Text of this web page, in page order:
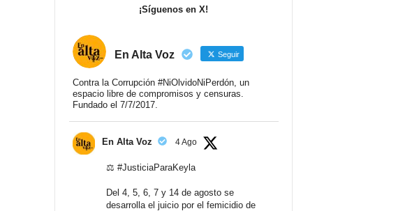
¡Síguenos en X!
En Alta Voz Seguir
Contra la Corrupción #NiOlvidoNiPerdón, un
espacio libre de compromisos y censuras.
Fundado el 7/7/2017.
En Alta Voz 4 Ago
⚖️ #JusticiaParaKeyla
Del 4, 5, 6, 7 y 14 de agosto se
desarrolla el juicio por el femicidio de